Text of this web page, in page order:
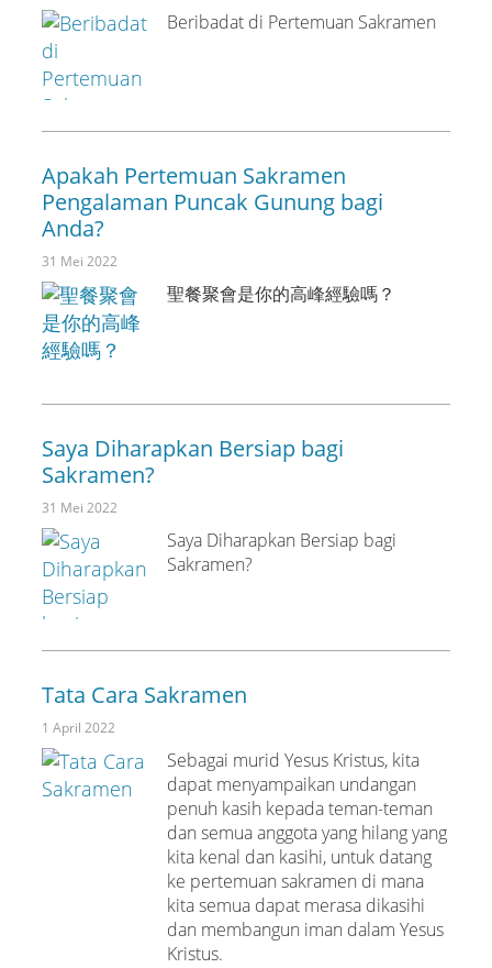
Beribadat di Pertemuan Sakramen
Apakah Pertemuan Sakramen
Pengalaman Puncak Gunung bagi
Anda?
31 Mei 2022
聖餐聚會是你的高峰經驗嗎？
Saya Diharapkan Bersiap bagi
Sakramen?
31 Mei 2022
Saya Diharapkan Bersiap bagi
Sakramen?
Tata Cara Sakramen
1 April 2022
Sebagai murid Yesus Kristus, kita
dapat menyampaikan undangan
penuh kasih kepada teman-teman
dan semua anggota yang hilang yang
kita kenal dan kasihi, untuk datang
ke pertemuan sakramen di mana
kita semua dapat merasa dikasihi
dan membangun iman dalam Yesus
Kristus.